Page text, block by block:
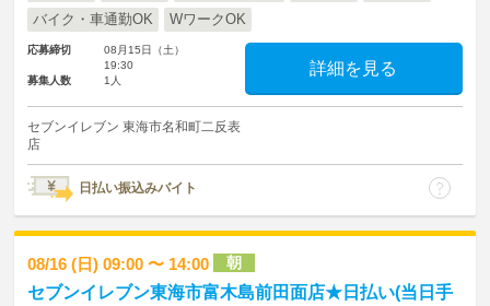
バイク・車通勤OK
WワークOK
応募締切
08月15日（土）
19:30
募集人数
1人
詳細を見る
セブンイレブン 東海市名和町二反表
店
日払い振込みバイト
08/16 (日) 09:00 〜 14:00 朝
セブンイレブン東海市富木島前田面店★日払い(当日手